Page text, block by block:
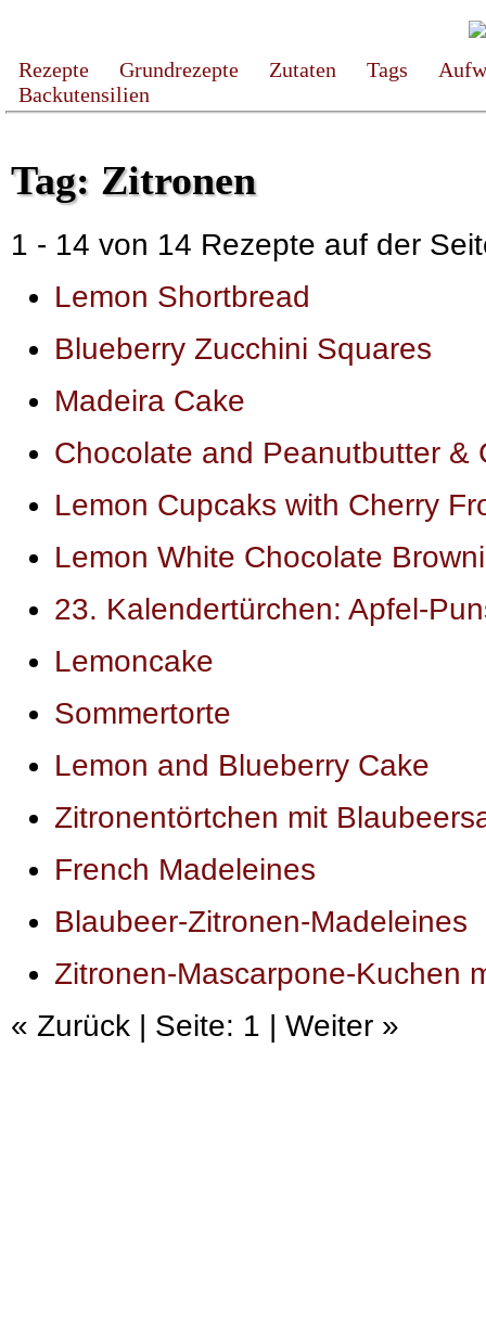
Rezepte Grundrezepte Zutaten Tags
Backutensilien
Tag: Zitronen
1 - 14 von 14 Rezepte auf der
Lemon Shortbread
Blueberry Zucchini Squares
Madeira Cake
Chocolate and Peanutbutter &
Lemon Cupcaks with Cherry
Lemon White Chocolate
23. Kalendertürchen: Apfel-
Lemoncake
Sommertorte
Lemon and Blueberry Cake
Zitronentörtchen mit
French Madeleines
Blaubeer-Zitronen-Madeleines
Zitronen-Mascarpone-Kuchen
« Zurück | Seite: 1 | Weiter »